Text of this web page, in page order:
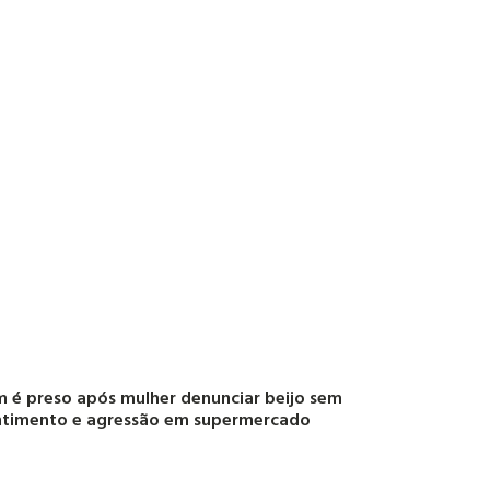
é preso após mulher denunciar beijo sem
e agressão em supermercado